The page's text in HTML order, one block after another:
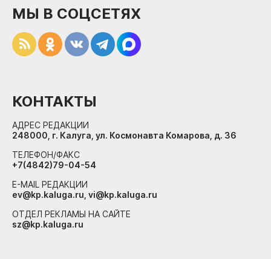
МЫ В СОЦСЕТЯХ
КОНТАКТЫ
АДРЕС РЕДАКЦИИ
248000, г. Калуга, ул. Космонавта Комарова, д. 36
ТЕЛЕФОН/ФАКС
+7(4842)79-04-54
E-MAIL РЕДАКЦИИ
ev@kp.kaluga.ru, vi@kp.kaluga.ru
ОТДЕЛ РЕКЛАМЫ НА САЙТЕ
sz@kp.kaluga.ru